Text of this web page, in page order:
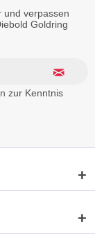
und verpassen
Goldring
zur Kenntnis